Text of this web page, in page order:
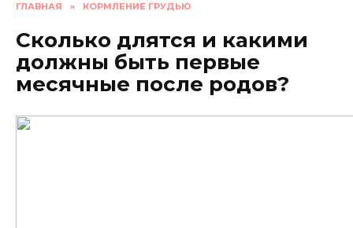
ГЛАВНАЯ » КОРМЛЕНИЕ ГРУДЬЮ
Сколько длятся и какими
должны быть первые
месячные после родов?